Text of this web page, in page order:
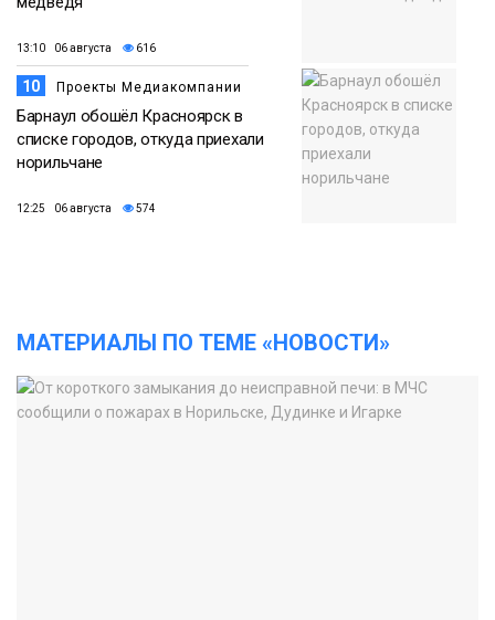
13:10 06 августа 616
10 Проекты Медиакомпании
Барнаул обошёл Красноярск в
списке городов, откуда приехали
норильчане
12:25 06 августа 574
МАТЕРИАЛЫ ПО ТЕМЕ «НОВОСТИ»